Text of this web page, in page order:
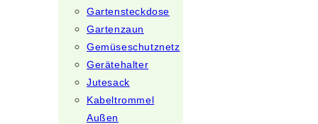
Gartensteckdose
Gartenzaun
Gemüseschutznetz
Gerätehalter
Jutesack
Kabeltrommel
Außen